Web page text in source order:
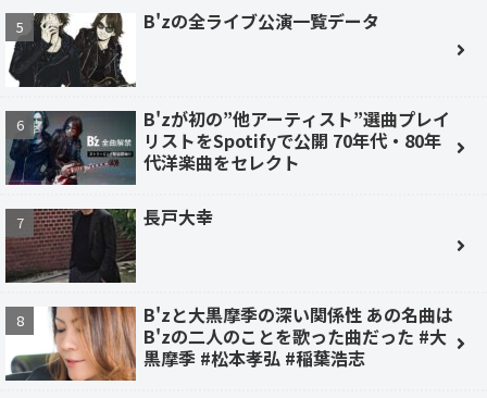
B'zの全ライブ公演一覧データ
B'zが初の”他アーティスト”選曲プレイ
リストをSpotifyで公開 70年代・80年
代洋楽曲をセレクト
長戸大幸
B'zと大黒摩季の深い関係性 あの名曲は
B'zの二人のことを歌った曲だった #大
黒摩季 #松本孝弘 #稲葉浩志